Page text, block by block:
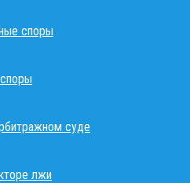
споры
суде
лжи